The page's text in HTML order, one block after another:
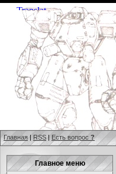
Главная | RSS | Есть вопрос ?
Главное меню